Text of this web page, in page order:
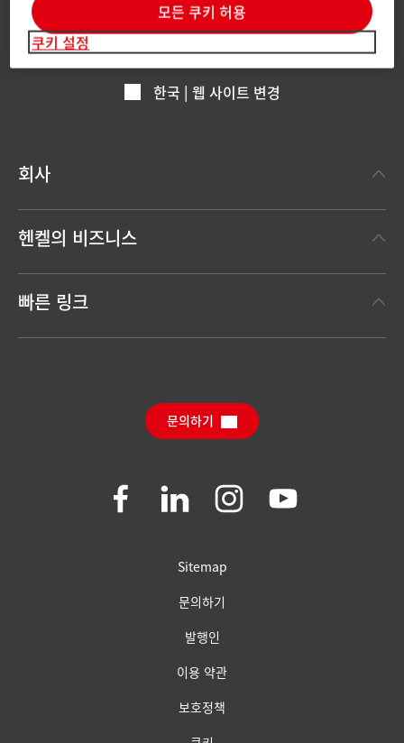
한국 | 웹 사이트 변경
회사
한눈에 보는 헨켈
보도 자료
Sustainable Impact Report(영문)
헨켈의 비즈니스
(Henkel Adhesive Technologies)
헨켈 컨슈머 브랜드
SDS, TDS, RoHS, 제품 정보
빠른 링크
문의하기
Join
Join
on
Join
on
Join
us
on
Sitemap
문의하기
발행인
이용 약관
보호정책
쿠키 설정
모든 쿠키 허용